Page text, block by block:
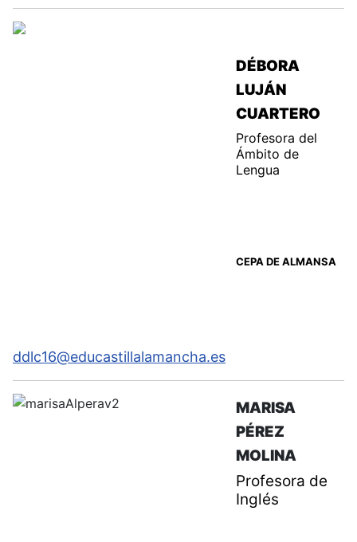
DÉBORA
LUJÁN
CUARTERO
Profesora del
Ámbito de
Lengua
CEPA DE ALMANSA
ddlc16@educastillalamancha.es
MARISA
PÉREZ
MOLINA
Profesora de
Inglés